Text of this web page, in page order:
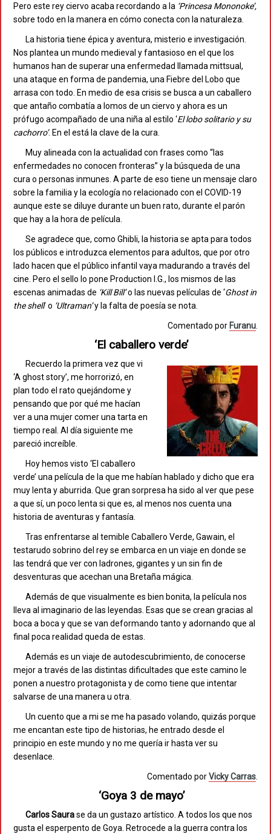
Pero este rey ciervo acaba recordando a la ‘Princesa Mononoke’,
sobre todo en la manera en cómo conecta con la naturaleza.
La historia tiene épica y aventura, misterio e investigación.
Nos plantea un mundo medieval y fantasioso en el que los
humanos han de superar una enfermedad llamada mittsual,
una ataque en forma de pandemia, una Fiebre del Lobo que
arrasa con todo. En medio de esa crisis se busca a un caballero
que antaño combatía a lomos de un ciervo y ahora es un
prófugo acompañado de una niña al estilo ‘El lobo solitario y su
cachorro’. En el está la clave de la cura.
Muy alineada con la actualidad con frases como “las
enfermedades no conocen fronteras” y la búsqueda de una
cura o personas inmunes. A parte de eso tiene un mensaje claro
sobre la familia y la ecología no relacionado con el COVID-19
aunque este se diluye durante un buen rato, durante el parón
que hay a la hora de película.
Se agradece que, como Ghibli, la historia se apta para todos
los públicos e introduzca elementos para adultos, que por otro
lado hacen que el público infantil vaya madurando a través del
cine. Pero el sello lo pone Production I.G., los mismos de las
escenas animadas de ‘Kill Bill’o las nuevas películas de ‘Ghost in
the shell’ o ‘Ultraman’y la falta de poesía se nota.
Comentado por Furanu.
‘El caballero verde’
Recuerdo la primera vez que vi
‘A ghost story’, me horrorizó, en
plan todo el rato quejándome y
pensando que por qué me hacían
ver a una mujer comer una tarta en
tiempo real. Al día siguiente me
pareció increíble.
Hoy hemos visto ‘El caballero
verde’ una película de la que me habían hablado y dicho que era
muy lenta y aburrida. Que gran sorpresa ha sido al ver que pese
a que sí, un poco lenta si que es, al menos nos cuenta una
historia de aventuras y fantasía.
Tras enfrentarse al temible Caballero Verde, Gawain, el
testarudo sobrino del rey se embarca en un viaje en donde se
las tendrá que ver con ladrones, gigantes y un sin fin de
desventuras que acechan una Bretaña mágica.
Además de que visualmente es bien bonita, la película nos
lleva al imaginario de las leyendas. Esas que se crean gracias al
boca a boca y que se van deformando tanto y adornando que al
final poca realidad queda de estas.
Además es un viaje de autodescubrimiento, de conocerse
mejor a través de las distintas dificultades que este camino le
ponen a nuestro protagonista y de como tiene que intentar
salvarse de una manera u otra.
Un cuento que a mi se me ha pasado volando, quizás porque
me encantan este tipo de historias, he entrado desde el
principio en este mundo y no me quería ir hasta ver su
desenlace.
Comentado porVicky Carras.
‘Goya 3 de mayo’
Carlos Saurase da un gustazo artístico. A todos los que nos
gusta el esperpento de Goya. Retrocede a la guerra contra los